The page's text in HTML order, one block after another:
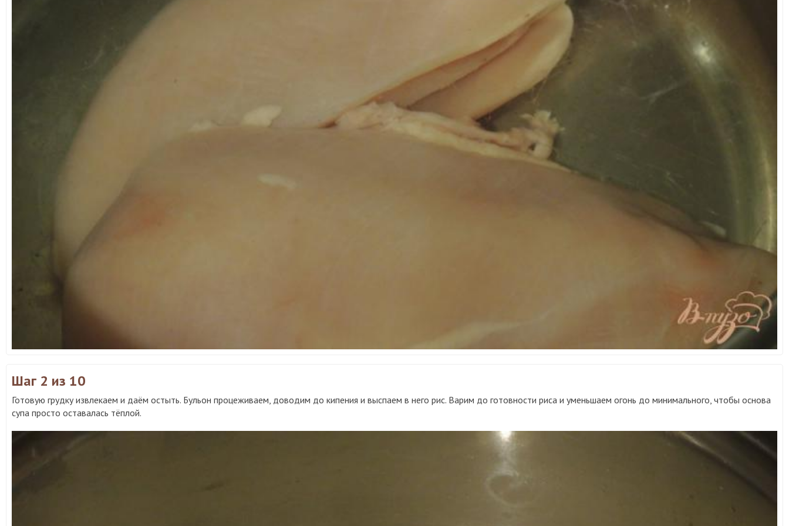
Шаг 2 из 10
Готовую грудку извлекаем и даём остыть. Бульон процеживаем, доводим до кипения и выспаем в него рис. Варим до готовности риса и уменьшаем огонь до минимального, чтобы основа
супа просто оставалась тёплой.